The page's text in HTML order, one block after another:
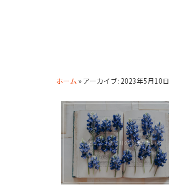
ホーム » アーカイブ: 2023年5月10日